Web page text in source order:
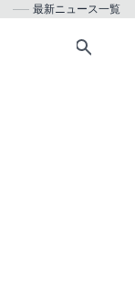
最新ニュース一覧